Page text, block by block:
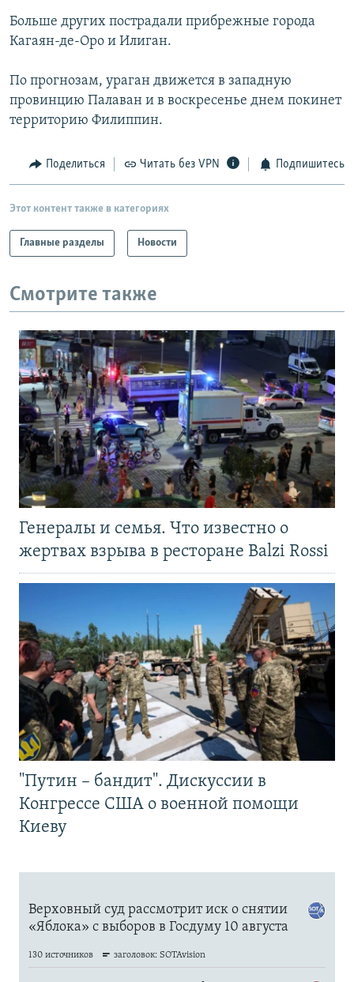
Больше других пострадали прибрежные города
Кагаян-де-Оро и Илиган.
По прогнозам, ураган движется в западную
провинцию Палаван и в воскресенье днем покинет
территорию Филиппин.
Поделиться Читать без VPN Подпишитесь
Этот контент также в категориях
Главные разделы Новости
Смотрите также
Генералы и семья. Что известно о
жертвах взрыва в ресторане Balzi Rossi
"Путин – бандит". Дискуссии в
Конгрессе США о военной помощи
Киеву